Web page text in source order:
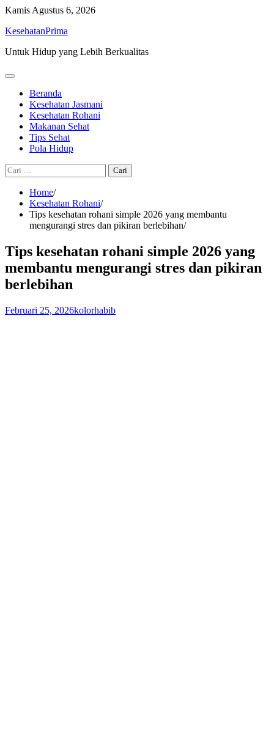
Skip
content
Kamis Agustus 6, 2026
KesehatanPrima
Untuk Hidup yang Lebih Berkualitas
Beranda
Kesehatan Jasmani
Kesehatan Rohani
Makanan Sehat
Tips Sehat
Pola Hidup
Cari
untuk:
Home
Kesehatan Rohani
Tips kesehatan rohani simple 2026 yang membantu
mengurangi stres dan pikiran berlebihan
Tips kesehatan rohani simple 2026 yang
membantu mengurangi stres dan pikiran
berlebihan
Februari 25, 2026kolorhabib